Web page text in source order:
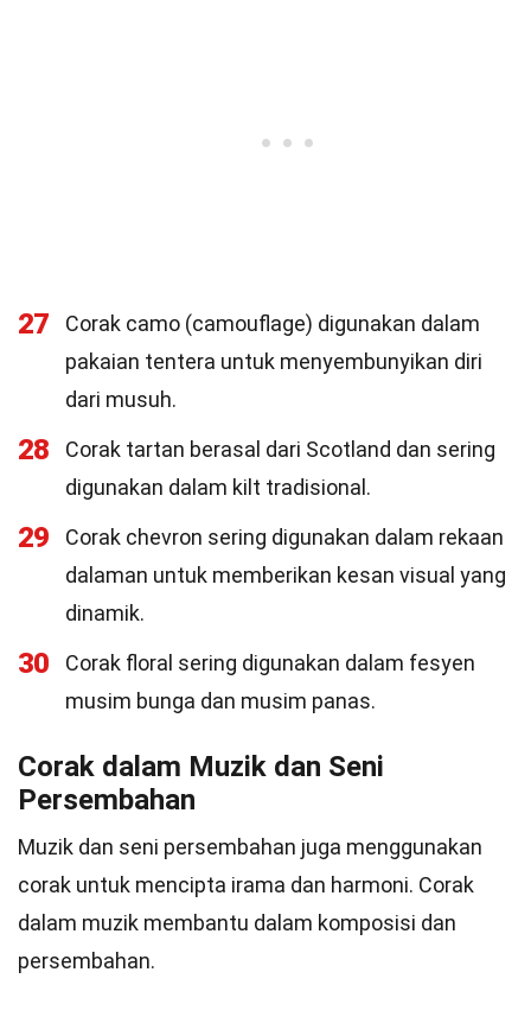
27
Corak camo (camouflage) digunakan dalam
pakaian tentera untuk menyembunyikan diri
dari musuh.
28
Corak tartan berasal dari Scotland dan sering
digunakan dalam kilt tradisional.
29
Corak chevron sering digunakan dalam rekaan
dalaman untuk memberikan kesan visual yang
dinamik.
30
Corak floral sering digunakan dalam fesyen
musim bunga dan musim panas.
Corak dalam Muzik dan Seni
Persembahan
Muzik dan seni persembahan juga menggunakan
corak untuk mencipta irama dan harmoni. Corak
dalam muzik membantu dalam komposisi dan
persembahan.